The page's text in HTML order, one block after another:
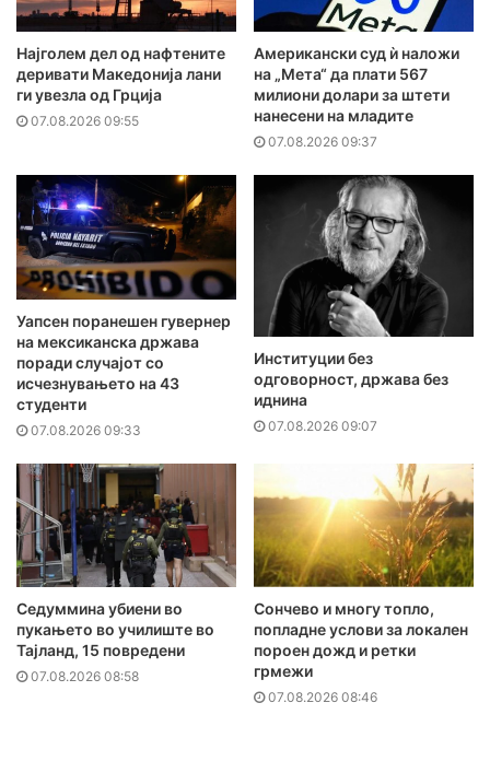
Најголем дел од нафтените
деривати Македонија лани
ги увезла од Грција
07.08.2026 09:55
Американски суд ѝ наложи
на „Мета“ да плати 567
милиони долари за штети
нанесени на младите
07.08.2026 09:37
Уапсен поранешен гувернер
на мексиканска држава
поради случајот со
исчезнувањето на 43
студенти
07.08.2026 09:33
Институции без
одговорност, држава без
иднина
07.08.2026 09:07
Седуммина убиени во
пукањето во училиште во
Тајланд, 15 повредени
07.08.2026 08:58
Сончево и многу топло,
попладне услови за локален
пороен дожд и ретки
грмежи
07.08.2026 08:46